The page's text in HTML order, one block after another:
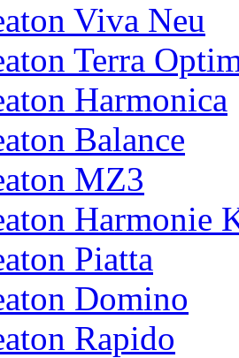
Viva Neu
Terra
Harmonica
Balance
MZ3
Harmonie
Piatta
Domino
Rapido